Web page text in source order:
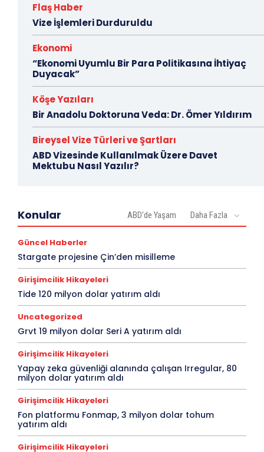
Flaş Haber
Vize İşlemleri Durduruldu
Ekonomi
“Ekonomi Uyumlu Bir Para Politikasına İhtiyaç
Duyacak”
Köşe Yazıları
Bir Anadolu Doktoruna Veda: Dr. Ömer Yıldırım
Bireysel Vize Türleri ve Şartları
ABD Vizesinde Kullanılmak Üzere Davet
Mektubu Nasıl Yazılır?
Konular ABD'de Yaşam Daha Fazla
Güncel Haberler
Stargate projesine Çin’den misilleme
Girişimcilik Hikayeleri
Tide 120 milyon dolar yatırım aldı
Uncategorized
Grvt 19 milyon dolar Seri A yatırım aldı
Girişimcilik Hikayeleri
Yapay zeka güvenliği alanında çalışan Irregular, 80
milyon dolar yatırım aldı
Girişimcilik Hikayeleri
Fon platformu Fonmap, 3 milyon dolar tohum
yatırım aldı
Girişimcilik Hikayeleri